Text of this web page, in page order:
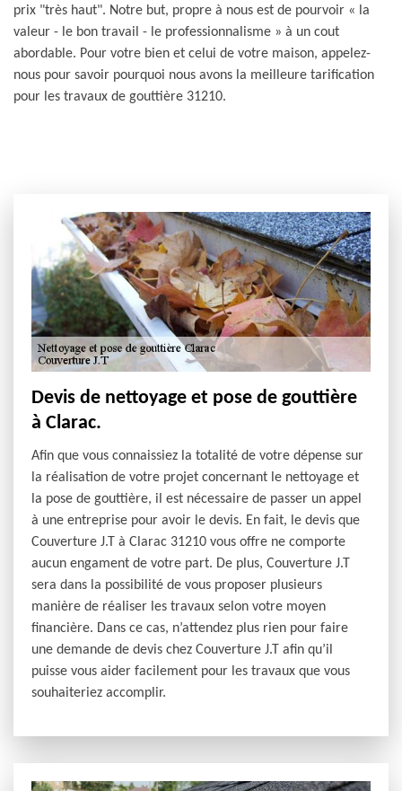
prix "très haut". Notre but, propre à nous est de pourvoir « la
valeur - le bon travail - le professionnalisme » à un cout
abordable. Pour votre bien et celui de votre maison, appelez-
nous pour savoir pourquoi nous avons la meilleure tarification
pour les travaux de gouttière 31210.
Devis de nettoyage et pose de gouttière
à Clarac.
Afin que vous connaissiez la totalité de votre dépense sur
la réalisation de votre projet concernant le nettoyage et
la pose de gouttière, il est nécessaire de passer un appel
à une entreprise pour avoir le devis. En fait, le devis que
Couverture J.T à Clarac 31210 vous offre ne comporte
aucun engament de votre part. De plus, Couverture J.T
sera dans la possibilité de vous proposer plusieurs
manière de réaliser les travaux selon votre moyen
financière. Dans ce cas, n’attendez plus rien pour faire
une demande de devis chez Couverture J.T afin qu’il
puisse vous aider facilement pour les travaux que vous
souhaiteriez accomplir.